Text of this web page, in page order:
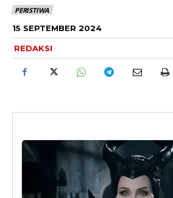
PERISTIWA
15 SEPTEMBER 2024
REDAKSI